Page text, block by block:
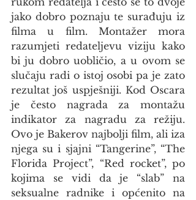
jako dobro poznaju te surađuju iz
filma u film. Montažer mora
razumjeti redateljevu viziju kako
bi ju dobro uobličio, a u ovom se
slučaju radi o istoj osobi pa je zato
rezultat još uspješniji. Kod Oscara
je često nagrada za montažu
indikator za nagradu za režiju.
Ovo je Bakerov najbolji film, ali iza
njega su i sjajni “Tangerine”, “The
Florida Project”, “Red rocket”, po
kojima se vidi da je “slab” na
seksualne radnike i općenito na